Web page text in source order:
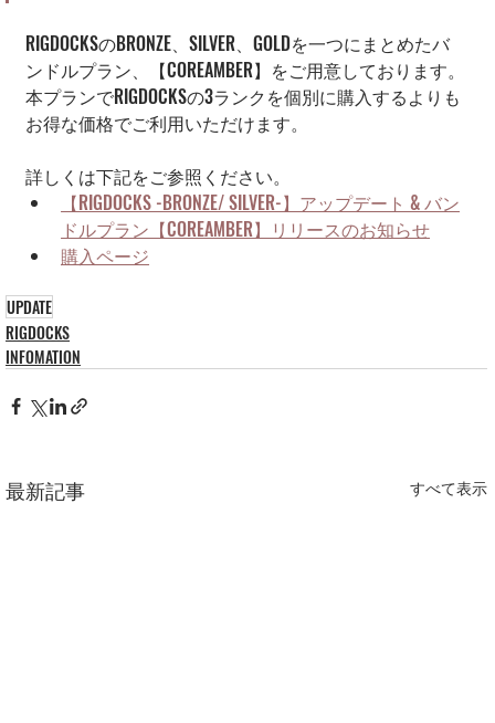
RIGDOCKSのBRONZE、SILVER、GOLDを一つにまとめたバ
ンドルプラン、【COREAMBER】をご用意しております。
本プランでRIGDOCKSの3ランクを個別に購入するよりも
お得な価格でご利用いただけます。
詳しくは下記をご参照ください。
【RIGDOCKS -BRONZE/ SILVER-】アップデート & バン
ドルプラン【COREAMBER】リリースのお知らせ
購入ページ
UPDATE
RIGDOCKS
INFOMATION
最新記事 すべて表示